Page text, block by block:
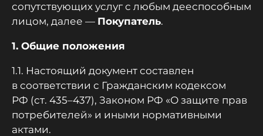
сопутствующих услуг с любым дееспособным
лицом, далее — Покупатель.
1. Общие положения
1.1. Настоящий документ составлен
в соответствии с Гражданским кодексом
РФ (ст. 435–437), Законом РФ «О защите прав
потребителей» и иными нормативными
актами.